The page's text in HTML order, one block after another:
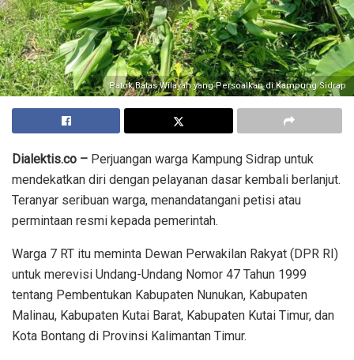
Patok Batas Wilayah yang Persoalkan di Kampung Sidrap
Dialektis.co – Perjuangan warga Kampung Sidrap untuk
mendekatkan diri dengan pelayanan dasar kembali berlanjut.
Teranyar seribuan warga, menandatangani petisi atau
permintaan resmi kepada pemerintah.
Warga 7 RT itu meminta Dewan Perwakilan Rakyat (DPR RI)
untuk merevisi Undang-Undang Nomor 47 Tahun 1999
tentang Pembentukan Kabupaten Nunukan, Kabupaten
Malinau, Kabupaten Kutai Barat, Kabupaten Kutai Timur, dan
Kota Bontang di Provinsi Kalimantan Timur.